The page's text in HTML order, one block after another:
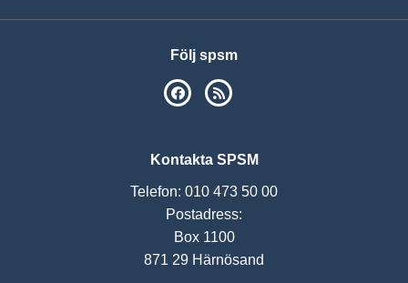
Följ spsm
SPSM på Facebook
Kontakta SPSM
Telefon: 010 473 50 00
Postadress:
Box 1100
871 29 Härnösand